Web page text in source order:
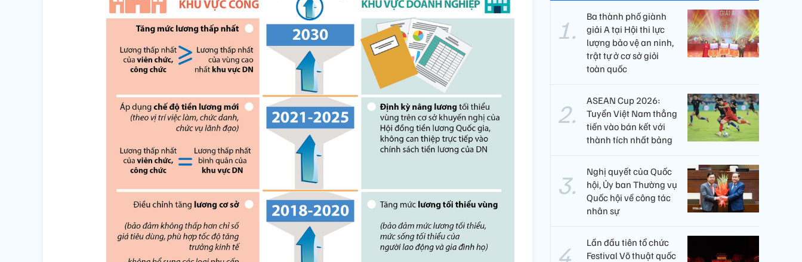
Ba thành phố giành
giải A tại Hội thi lực
lượng bảo vệ an ninh,
trật tự ở cơ sở giỏi
toàn quốc
ASEAN Cup 2026:
Tuyển Việt Nam thẳng
tiến vào bán kết với
thành tích nhất bảng
Nghị quyết của Quốc
hội, Ủy ban Thường vụ
Quốc hội về công tác
nhân sự
Lần đầu tiên tổ chức
Festival Võ thuật quốc